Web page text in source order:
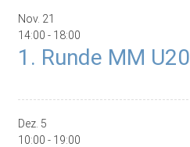
Nov. 21
14:00 - 18:00
1. Runde MM U20
Dez. 5
10:00 - 19:00